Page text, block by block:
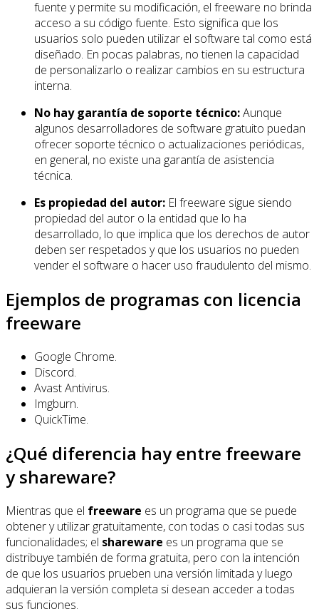
fuente y permite su modificación, el freeware no brinda
acceso a su código fuente. Esto significa que los
usuarios solo pueden utilizar el software tal como está
diseñado. En pocas palabras, no tienen la capacidad
de personalizarlo o realizar cambios en su estructura
interna.
No hay garantía de soporte técnico:Aunque
algunos desarrolladores de software gratuito puedan
ofrecer soporte técnico o actualizaciones periódicas,
en general, no existe una garantía de asistencia
técnica.
Es propiedad del autor: El freeware sigue siendo
propiedad del autor o la entidad que lo ha
desarrollado, lo que implica que los derechos de autor
deben ser respetados y que los usuarios no pueden
vender el software o hacer uso fraudulento del mismo.
Ejemplos de programas con licencia
freeware
Google Chrome.
Discord.
Avast Antivirus.
Imgburn.
QuickTime.
¿Qué diferencia hay entre freeware
y shareware?
Mientras que el freeware es un programa que se puede
obtener y utilizar gratuitamente, con todas o casi todas sus
funcionalidades; el shareware es un programa que se
distribuye también de forma gratuita, pero con la intención
de que los usuarios prueben una versión limitada y luego
adquieran la versión completa si desean acceder a todas
sus funciones.